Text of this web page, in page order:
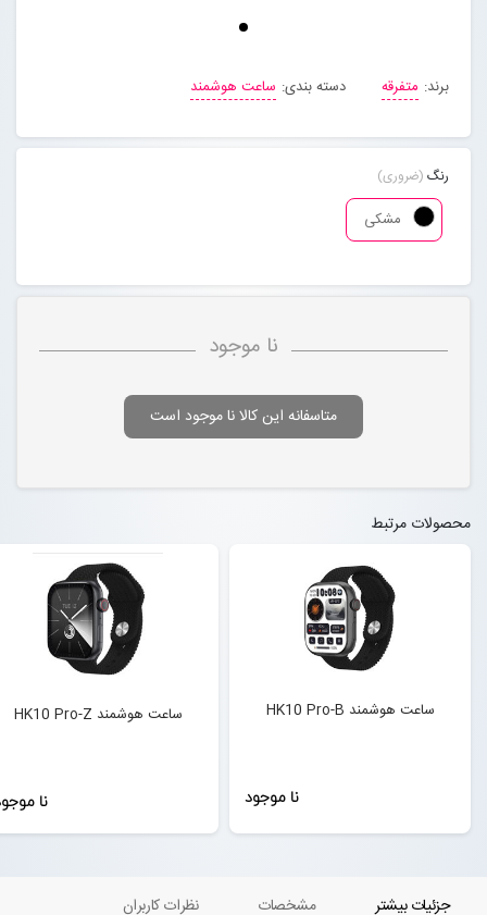
پیگیری سفارشات
برند: متفرقه دسته بندی: ساعت هوشمند
رنگ (ضروری)
مشکی
نا موجود
متاسفانه این کالا نا موجود است
محصولات مرتبط
ساعت هوشمند HK10 Pro-B
نا موجود
ساعت هوشمند HK10 Pro-Z
نا
جزئیات بیشتر مشخصات نظرات کاربران